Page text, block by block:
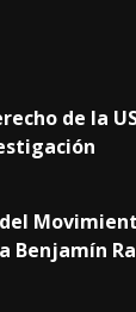
de la
Benjamín